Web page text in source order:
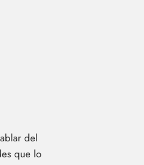
del
que lo